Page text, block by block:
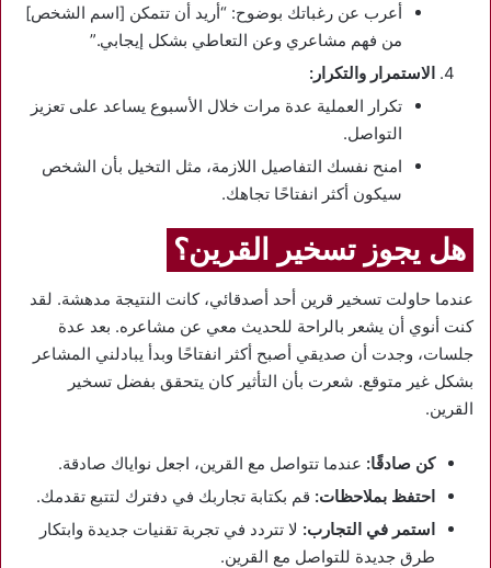
أعرب عن رغباتك بوضوح: “أريد أن تتمكن [اسم الشخص]
من فهم مشاعري وعن التعاطي بشكل إيجابي.”
الاستمرار والتكرار:
تكرار العملية عدة مرات خلال الأسبوع يساعد على تعزيز
التواصل.
امنح نفسك التفاصيل اللازمة، مثل التخيل بأن الشخص
سيكون أكثر انفتاحًا تجاهك.
هل يجوز تسخير القرين؟
عندما حاولت تسخير قرين أحد أصدقائي، كانت النتيجة مدهشة. لقد
كنت أنوي أن يشعر بالراحة للحديث معي عن مشاعره. بعد عدة
جلسات، وجدت أن صديقي أصبح أكثر انفتاحًا وبدأ يبادلني المشاعر
بشكل غير متوقع. شعرت بأن التأثير كان يتحقق بفضل تسخير
القرين.
كن صادقًا: عندما تتواصل مع القرين، اجعل نواياك صادقة.
احتفظ بملاحظات: قم بكتابة تجاربك في دفترك لتتبع تقدمك.
استمر في التجارب: لا تتردد في تجربة تقنيات جديدة وابتكار
طرق جديدة للتواصل مع القرين.